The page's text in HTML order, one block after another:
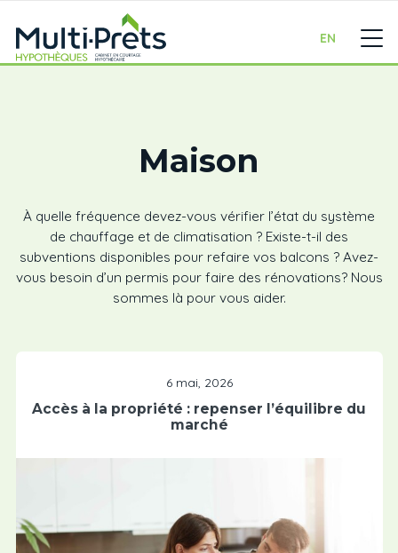
EN
Maison
À quelle fréquence devez-vous vérifier l’état du système
de chauffage et de climatisation ? Existe-t-il des
subventions disponibles pour refaire vos balcons ? Avez-
vous besoin d’un permis pour faire des rénovations? Nous
sommes là pour vous aider.
6 mai, 2026
Accès à la propriété : repenser l’équilibre du
marché